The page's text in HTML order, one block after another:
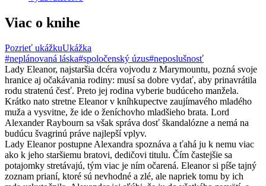
Viac o knihe
Pozrieť ukážkuUkážka
#neplánovaná láska#spoločenský úzus#neposlušnosť
Lady Eleanor, najstaršia dcéra vojvodu z Marymountu, pozná svoje
hranice aj očakávania rodiny: musí sa dobre vydať, aby prinavrátila
rodu stratenú česť. Preto jej rodina vyberie budúceho manžela.
Krátko nato stretne Eleanor v kníhkupectve zaujímavého mladého
muža a vysvitne, že ide o ženíchovho mladšieho brata. Lord
Alexander Raybourn sa však správa dosť škandalózne a nemá na
budúcu švagrinú práve najlepší vplyv.
Lady Eleanor postupne Alexandra spoznáva a ťahá ju k nemu viac
ako k jeho staršiemu bratovi, dedičovi titulu. Čím častejšie sa
potajomky stretávajú, tým viac je ním očarená. Eleanor si píše tajný
zoznam prianí, ktoré sú nevhodné a zlé, ale napriek tomu by ich